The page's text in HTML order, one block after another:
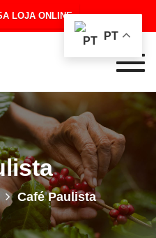
LOJA ONLINE
Café Paulista
PT